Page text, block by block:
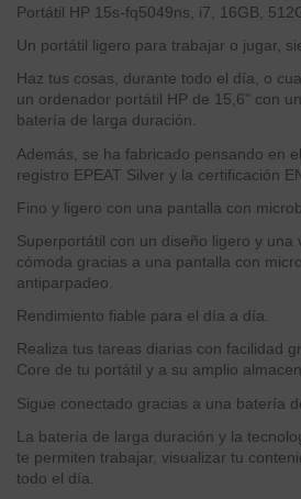
Portátil HP 15s-fq5049ns, i7, 16GB,
Un portátil ligero para trabajar o jugar,
Haz tus cosas, durante todo el día, o
un ordenador portátil HP de 15,6" con
batería de larga duración.
Además, se ha fabricado pensando en
registro EPEAT Silver y la certificación
Fino y ligero con una pantalla con
Superportátil con un diseño ligero y una
cómoda gracias a una pantalla con
antiparpadeo.
Rendimiento fiable para el día a día.
Realiza tus tareas diarias con facilidad
Core de tu portátil y a su amplio
Sigue conectado gracias a una batería
La batería de larga duración y la
te permiten trabajar, visualizar tu
todo el día.